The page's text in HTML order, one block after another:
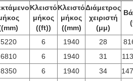
Κλειστό
μήκος
((ft))
Κλειστό
μήκος
((mm)
Διάμετρος
χειριστή
(μμ)
5220 6 1940 28
6810 6 1940 31
8350 6 1940 34